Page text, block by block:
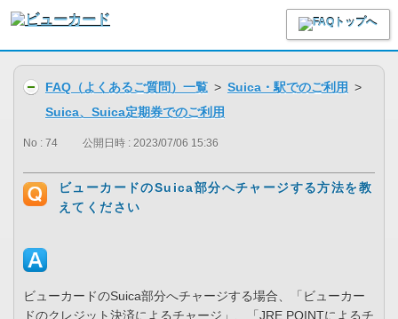
FAQ（よくあるご質問）一覧 > Suica・駅でのご利用 >
Suica、Suica定期券でのご利用
No : 74 公開日時 : 2023/07/06 15:36
ビューカードのSuica部分へチャージする方法を教
えてください
ビューカードのSuica部分へチャージする場合、「ビューカー
ドのクレジット決済によるチャージ」、「JRE POINTによるチ